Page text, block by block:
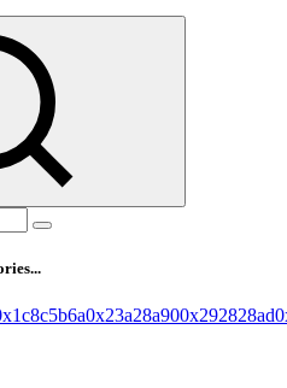
0x23a28a900x292828ad